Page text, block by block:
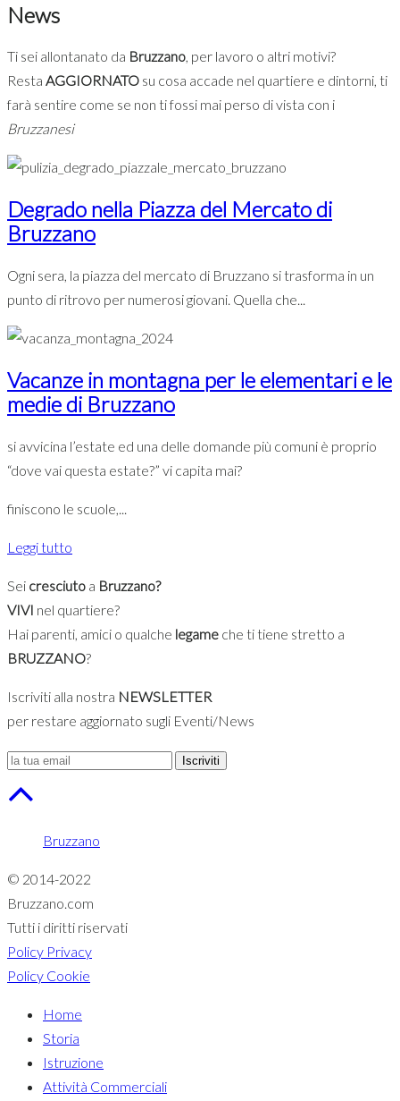
News
Ti sei allontanato da Bruzzano, per lavoro o altri motivi?
Resta AGGIORNATO su cosa accade nel quartiere e dintorni, ti
farà sentire come se non ti fossi mai perso di vista con i
Bruzzanesi
Degrado nella Piazza del Mercato di
Bruzzano
Ogni sera, la piazza del mercato di Bruzzano si trasforma in un
punto di ritrovo per numerosi giovani. Quella che...
Vacanze in montagna per le elementari e le
medie di Bruzzano
si avvicina l’estate ed una delle domande più comuni è proprio
“dove vai questa estate?” vi capita mai?
finiscono le scuole,...
Leggi tutto
Sei cresciuto a Bruzzano?
VIVI nel quartiere?
Hai parenti, amici o qualche legame che ti tiene stretto a
BRUZZANO?
Iscriviti alla nostra NEWSLETTER
per restare aggiornato sugli Eventi/News
Iscriviti
Bruzzano
© 2014-2022
Bruzzano.com
Tutti i diritti riservati
Policy Privacy
Policy Cookie
Home
Storia
Istruzione
Attività Commerciali